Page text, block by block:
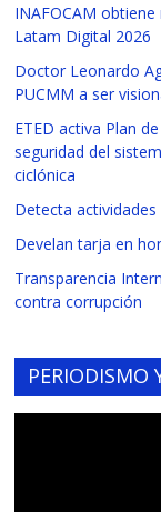
INAFOCAM
Latam Digital 2026
Doctor Leonardo
PUCMM a ser
ETED activa Plan
seguridad del
ciclónica
Detecta
Develan tarja en
Transparencia
contra corrupción
PERIODISMO